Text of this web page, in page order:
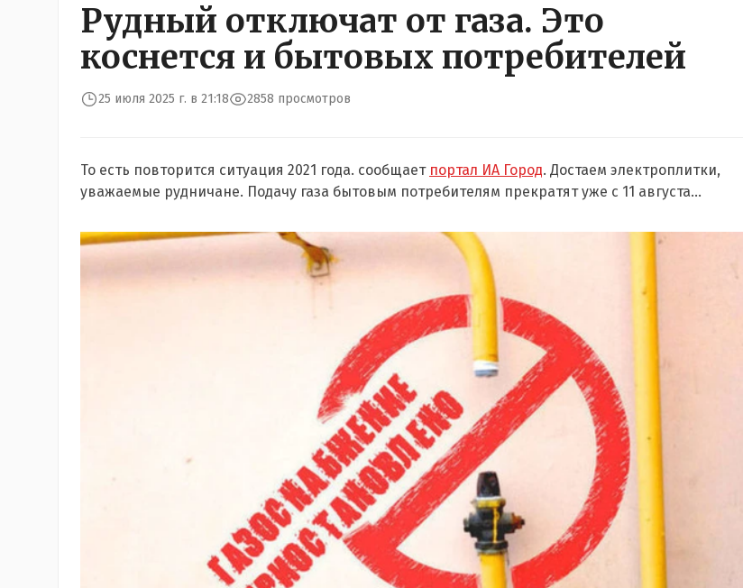
Рудный отключат от газа. Это
коснется и бытовых потребителей
25 июля 2025 г. в 21:18 2858 просмотров
То есть повторится ситуация 2021 года. сообщает портал ИА Город. Достаем электроплитки,
уважаемые рудничане. Подачу газа бытовым потребителям прекратят уже с 11 августа…